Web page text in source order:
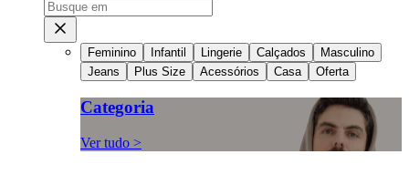
Feminino Infantil Lingerie Calçados
Masculino
Jeans
Plus Size Acessórios Casa Oferta
Categoria
Ver tudo >